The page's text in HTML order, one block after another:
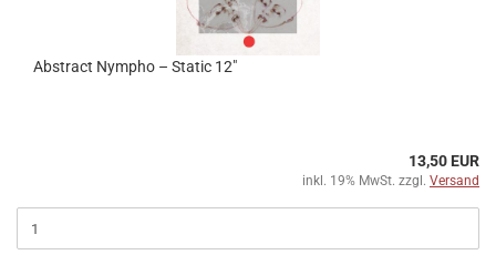
Abstract Nympho ‎– Static 12"
13,50 EUR
inkl. 19% MwSt. zzgl. Versand